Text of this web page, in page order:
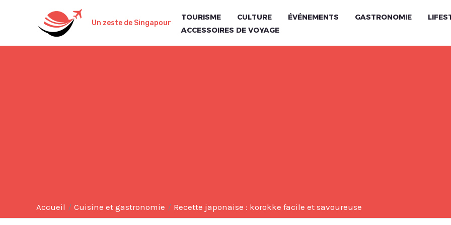
Un zeste de Singapour
TOURISME CULTURE ÉVÉNEMENTS GASTRONOMIE
ACCESSOIRES DE VOYAGE
Accueil Cuisine et gastronomie Recette japonaise : korokke facile et savoureuse